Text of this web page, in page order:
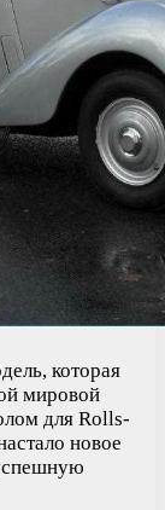
которая
мировой
для Rolls-
новое